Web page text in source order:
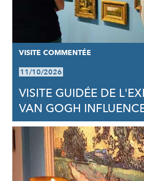
VISITE COMMENTÉE
11/10/2026
VISITE GUIDÉE DE
VAN GOGH